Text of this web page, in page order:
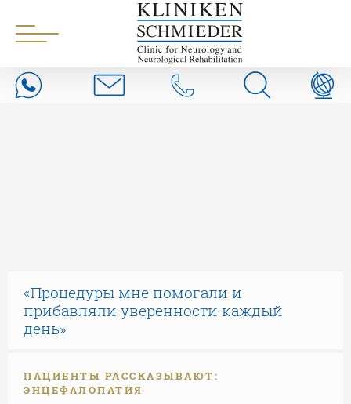
«Процедуры мне помогали и
прибавляли уверенности каждый
день»
ПАЦИЕНТЫ РАССКАЗЫВАЮТ:
ЭНЦЕФАЛОПАТИЯ